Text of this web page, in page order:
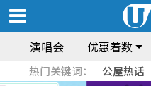
演唱会 优惠着数
热门关键词： 公屋热话